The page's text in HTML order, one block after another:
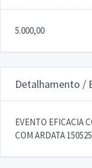
5.000,00
Detalhamento /
EVENTO EFICACIA
COM ARDATA